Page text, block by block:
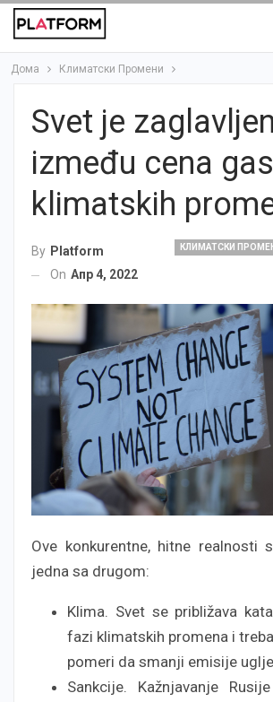
Дома Климатски Промени
Svet je zaglavljen
između cena
klimatskih
КЛИМАТСКИ
By Platform
On Апр 4, 2022
Ove konkurentne, hitne realnosti
jedna sa drugom:
Klima. Svet se približava
fazi klimatskih promena i
pomeri da smanji emisije
Sankcije. Kažnjavanje